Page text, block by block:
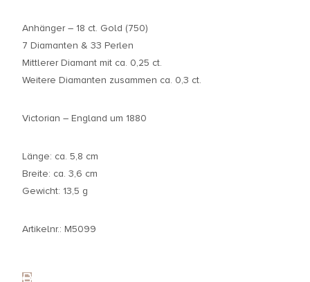
Anhänger – 18 ct. Gold (750)
7 Diamanten & 33 Perlen
Mittlerer Diamant mit ca. 0,25 ct.
Weitere Diamanten zusammen ca. 0,3 ct.
Victorian – England um 1880
Länge: ca. 5,8 cm
Breite: ca. 3,6 cm
Gewicht: 13,5 g
Artikelnr.: M5099